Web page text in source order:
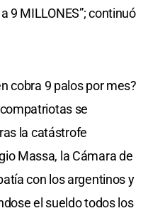
9 MILLONES”; continuó
cobra 9 palos por mes?
se
la catástrofe
Massa, la Cámara de
con los argentinos y
el sueldo todos los